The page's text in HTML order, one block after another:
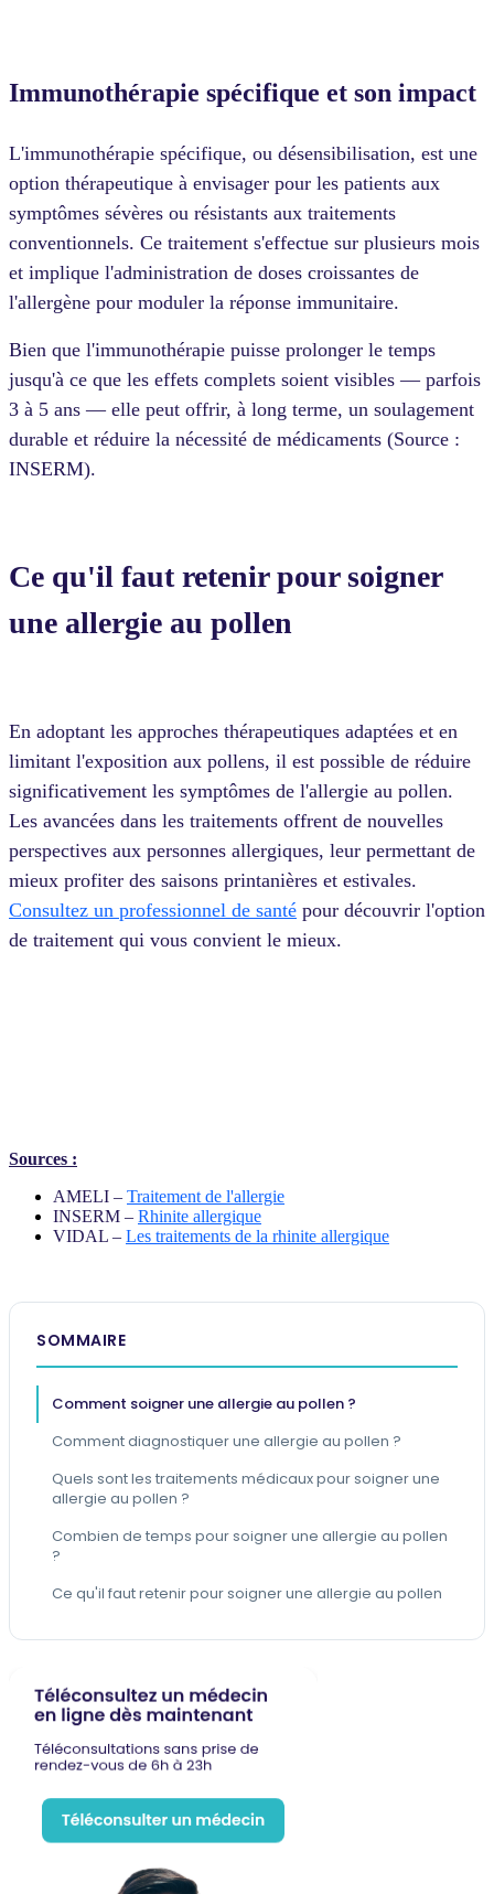
Immunothérapie spécifique et son impact
L'immunothérapie spécifique, ou désensibilisation, est une
option thérapeutique à envisager pour les patients aux
symptômes sévères ou résistants aux traitements
conventionnels. Ce traitement s'effectue sur plusieurs mois
et implique l'administration de doses croissantes de
l'allergène pour moduler la réponse immunitaire.
Bien que l'immunothérapie puisse prolonger le temps
jusqu'à ce que les effets complets soient visibles — parfois
3 à 5 ans — elle peut offrir, à long terme, un soulagement
durable et réduire la nécessité de médicaments (Source :
INSERM).
Ce qu'il faut retenir pour soigner
une allergie au pollen
En adoptant les approches thérapeutiques adaptées et en
limitant l'exposition aux pollens, il est possible de réduire
significativement les symptômes de l'allergie au pollen.
Les avancées dans les traitements offrent de nouvelles
perspectives aux personnes allergiques, leur permettant de
mieux profiter des saisons printanières et estivales.
Consultez un professionnel de santé pour découvrir l'option
de traitement qui vous convient le mieux.
Sources :
AMELI – Traitement de l'allergie
INSERM – Rhinite allergique
VIDAL – Les traitements de la rhinite allergique
SOMMAIRE
Comment soigner une allergie au pollen ?
Comment diagnostiquer une allergie au pollen ?
Quels sont les traitements médicaux pour soigner une
allergie au pollen ?
Combien de temps pour soigner une allergie au pollen
?
Ce qu'il faut retenir pour soigner une allergie au pollen